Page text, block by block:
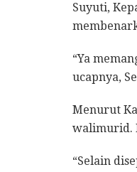
Suyuti,
“Ya
ucapnya,
Menurut
walimurid.
“Selain